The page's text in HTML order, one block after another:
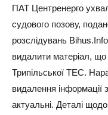
ПАТ Центренерго
судового позову,
розслідувань
видалити матеріал,
Трипільської ТЕС.
видалення інформації
актуальні. Деталі